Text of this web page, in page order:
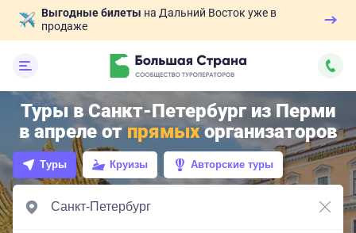
Выгодные билеты на Дальний Восток уже в
продаже
Туры в Санкт-Петербург из Перми
в апреле отпрямыхорганизаторов
Туры Круизы Авторские туры